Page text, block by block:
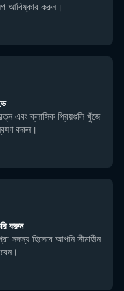
আবিষ্কার করুন।
এবং ক্লাসিক প্রিয়গুলি খুঁজে
করুন।
করুন
সদস্য হিসেবে আপনি সীমাহীন